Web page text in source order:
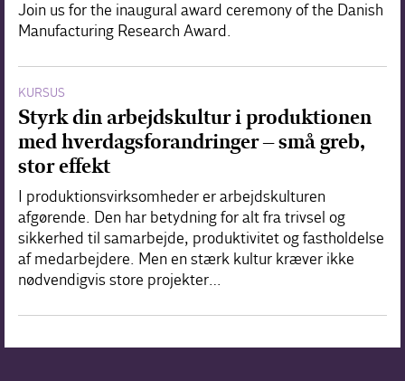
Join us for the inaugural award ceremony of the Danish
Manufacturing Research Award.
KURSUS
Styrk din arbejdskultur i produktionen
med hverdagsforandringer – små greb,
stor effekt
I produktionsvirksomheder er arbejdskulturen
afgørende. Den har betydning for alt fra trivsel og
sikkerhed til samarbejde, produktivitet og fastholdelse
af medarbejdere. Men en stærk kultur kræver ikke
nødvendigvis store projekter…